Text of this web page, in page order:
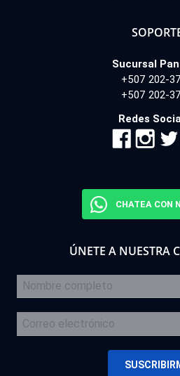
Sucursal
+507 202-
+507 202-
Redes
CHATEA CON
ÚNETE A NUESTRA